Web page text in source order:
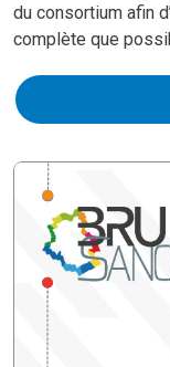
du consortium afin
complète que